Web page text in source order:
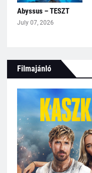
Abyssus – TESZT
July 07, 2026
Filmajánló